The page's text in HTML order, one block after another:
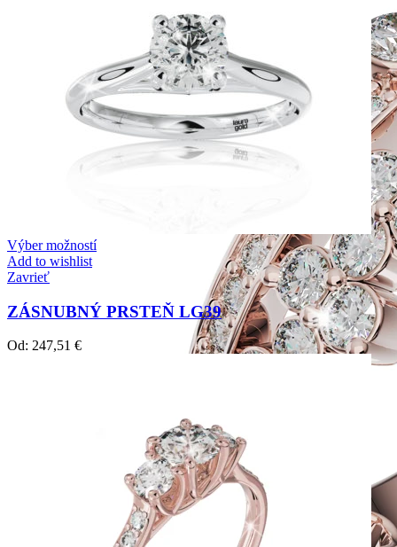
Výber možností
Add to wishlist
Zavrieť
ZÁSNUBNÝ PRSTEŇ LG39
Od: 247,51 €